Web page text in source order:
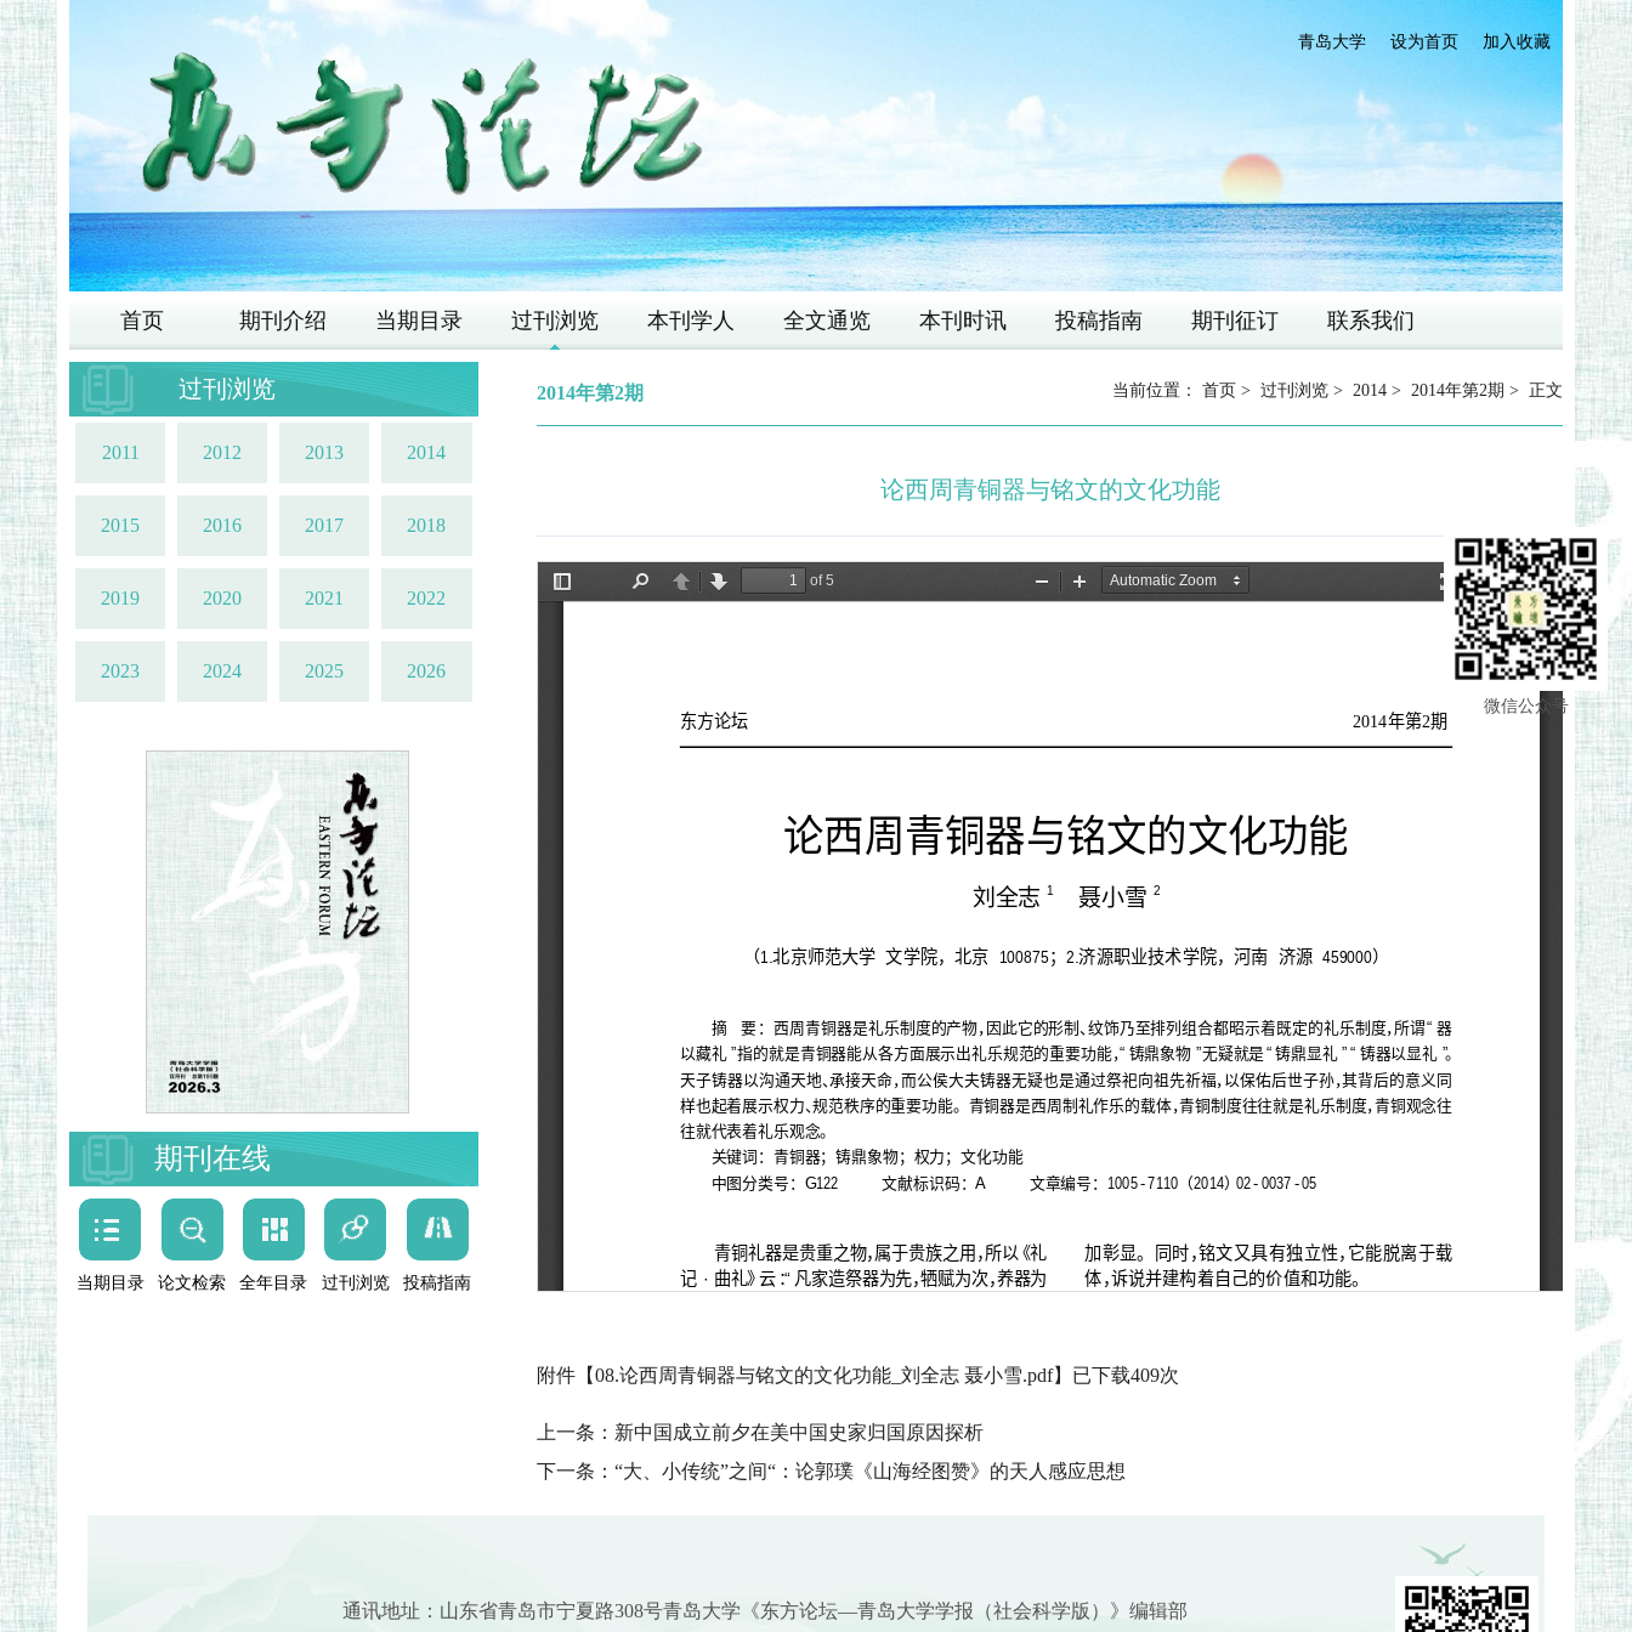
加入收藏
设为首页
青岛大学
首页 期刊介绍 当期目录 过刊浏览 本刊学人 全文通览 本刊时讯 投稿指南 期刊征订 联系我们
微信公众号
过刊浏览
2011 2012 2013 2014
2015 2016 2017 2018
2019 2020 2021 2022
2023 2024 2025 2026
期刊在线
当期目录 论文检索 全年目录 过刊浏览 投稿指南
2014年第2期 当前位置： 首页 > 过刊浏览 > 2014 > 2014年第2期 > 正文
论西周青铜器与铭文的文化功能
附件【08.论西周青铜器与铭文的文化功能_刘全志 聂小雪.pdf】已下载409次
上一条： 新中国成立前夕在美中国史家归国原因探析
下一条： “大、小传统”之间“：论郭璞《山海经图赞》的天人感应思想
通讯地址：山东省青岛市宁夏路308号青岛大学《东方论坛—青岛大学学报（社会科学版）》编辑部